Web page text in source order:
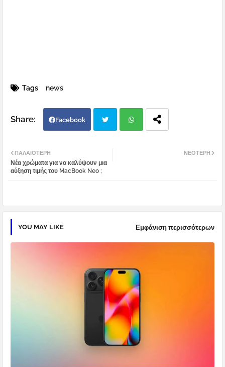
Tags news
Facebook
tter
ΝΕΌΤΕΡΗ
ΠΑΛΑΙΌΤΕΡΗ
Νέα χρώματα για να καλύψουν μια
αύξηση τιμής του MacBook Neo ;
YOU MAY LIKE Εμφάνιση περισσότερων